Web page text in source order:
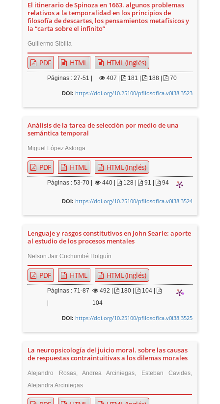
El itinerario de Spinoza en 1663. algunos problemas
relativos a la temporalidad en los principios de
filosofía de descartes, los pensamientos metafísicos y
la “carta sobre el infinito”
Guillermo Sibilia
PDF HTML HTML (Inglés)
Páginas : 27-51 | 407 | 181 | 188 | 70
DOI: https://doi.org/10.25100/pfilosofica.v0i38.3523
Análisis de la tarea de selección por medio de una
semántica temporal
Miguel López Astorga
PDF HTML HTML (Inglés)
Páginas : 53-70 | 440 | 128 | 91 | 94
DOI: https://doi.org/10.25100/pfilosofica.v0i38.3524
Lenguaje y rasgos constitutivos en John Searle: aporte
al estudio de los procesos mentales
Nelson Jair Cuchumbé Holguín
PDF HTML HTML (Inglés)
Páginas : 71-87
|
492 | 180 |
104 |
104
DOI: https://doi.org/10.25100/pfilosofica.v0i38.3525
La neuropsicología del juicio moral. sobre las causas
de respuestas contraintuitivas a los dilemas morales
Alejandro Rosas, Andrea Arciniegas, Esteban Cavides,
Alejandra Arciniegas